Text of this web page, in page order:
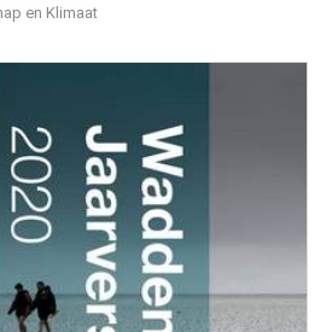
en Klimaat